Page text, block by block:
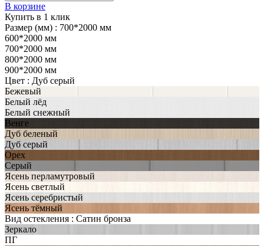
В корзине
Купить в 1 клик
Размер (мм) : 700*2000 мм
600*2000 мм
700*2000 мм
800*2000 мм
900*2000 мм
Цвет : Дуб серый
Бежевый
Белый лёд
Белый снежный
Венге
Дуб беленый
Дуб серый
Орех
Серый
Ясень перламутровый
Ясень светлый
Ясень серебристый
Ясень тёмный
Вид остекления : Сатин бронза
Зеркало
ПГ